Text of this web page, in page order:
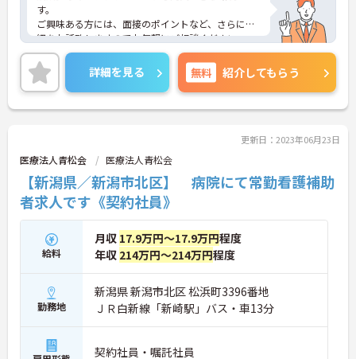
す。
ご興味ある方には、面接のポイントなど、さらに詳
細をお話致しますのでお気軽にご相談ください。
詳細を見る 無料 紹介してもらう
更新日：2023年06月23日
医療法人青松会 医療法人青松会
【新潟県／新潟市北区】 病院にて常勤看護補助
者求人です《契約社員》
給料
月収 17.9万円～17.9万円程度
年収 214万円～214万円程度
勤務地
新潟県 新潟市北区 松浜町3396番地
ＪＲ白新線「新崎駅」バス・車13分
契約社員・嘱託社員